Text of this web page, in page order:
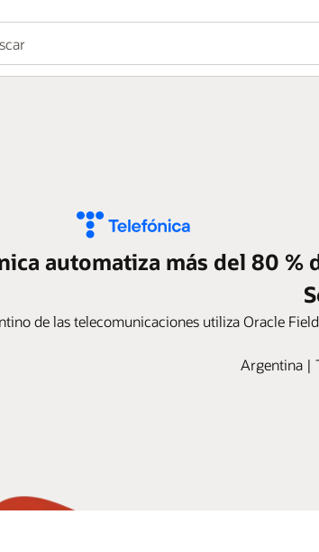
automatiza más del 80 %
de las telecomunicaciones utiliza Oracle
Argentina |